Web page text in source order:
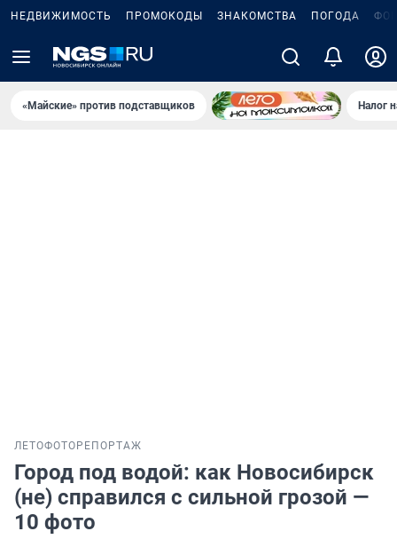
НЕДВИЖИМОСТЬ ПРОМОКОДЫ ЗНАКОМСТВА ПОГОДА
«Майские» против подставщиков Налог
ЛЕТОФОТОРЕПОРТАЖ
Город под водой: как Новосибирск
(не) справился с сильной грозой —
10 фото